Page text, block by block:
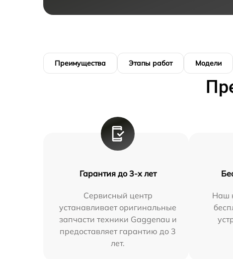
Преимущества Этапы работ Модели
Гарантия до 3-х лет
Сервисный центр
устанавливает оригинальные
запчасти техники Gaggenau и
предоставляет гарантию до 3
лет.
Наш